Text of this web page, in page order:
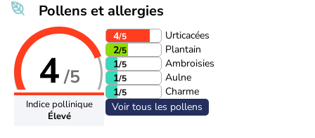
Pollens et allergies
4/5
Indice pollinique
Élevé
4/5
Urticacées
2/5
Plantain
1/5
Ambroisies
1/5
Aulne
1/5
Charme
Voir tous les pollens